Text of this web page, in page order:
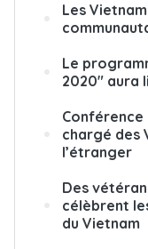
Les
Le
2020" aura
Conférence
chargé des
l’étranger
Des
célèbrent
du Vietnam